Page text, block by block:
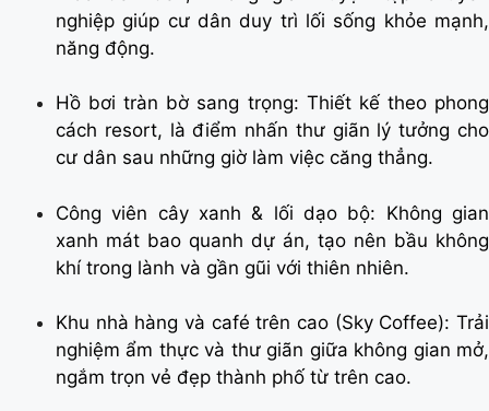
nghiệp giúp cư dân duy trì lối sống khỏe mạnh,
năng động.
Hồ bơi tràn bờ sang trọng: Thiết kế theo phong
cách resort, là điểm nhấn thư giãn lý tưởng cho
cư dân sau những giờ làm việc căng thẳng.
Công viên cây xanh & lối dạo bộ: Không gian
xanh mát bao quanh dự án, tạo nên bầu không
khí trong lành và gần gũi với thiên nhiên.
Khu nhà hàng và café trên cao (Sky Coffee): Trải
nghiệm ẩm thực và thư giãn giữa không gian mở,
ngắm trọn vẻ đẹp thành phố từ trên cao.